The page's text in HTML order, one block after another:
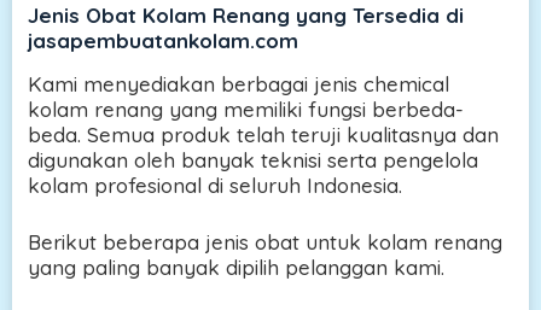
Jenis Obat Kolam Renang yang Tersedia di
jasapembuatankolam.com
Kami menyediakan berbagai jenis chemical
kolam renang yang memiliki fungsi berbeda-
beda. Semua produk telah teruji kualitasnya dan
digunakan oleh banyak teknisi serta pengelola
kolam profesional di seluruh Indonesia.
Berikut beberapa jenis obat untuk kolam renang
yang paling banyak dipilih pelanggan kami.